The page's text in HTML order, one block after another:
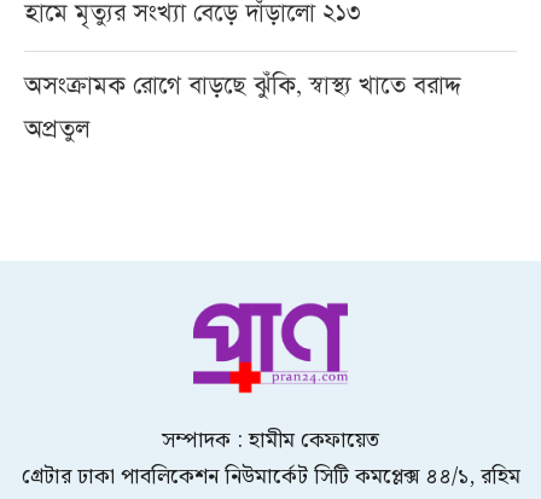
হামে মৃত্যুর সংখ্যা বেড়ে দাঁড়ালো ২১৩
অসংক্রামক রোগে বাড়ছে ঝুঁকি, স্বাস্থ্য খাতে বরাদ্দ
অপ্রতুল
সম্পাদক : হামীম কেফায়েত
গ্রেটার ঢাকা পাবলিকেশন নিউমার্কেট সিটি কমপ্লেক্স ৪৪/১, রহিম